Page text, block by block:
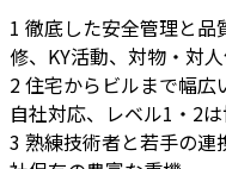
1 徹底した安全管理と品
修、KY活動、対物・対人
2住宅からビルまで幅広
自社対応、レベル1・2
3 熟練技術者と若手の連